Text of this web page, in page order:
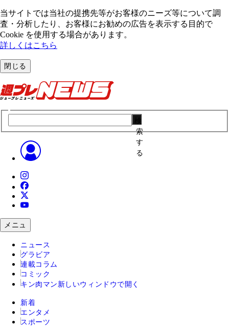
当サイトでは当社の提携先等がお客様のニーズ等について調
査・分析したり、お客様にお勧めの広告を表⽰する⽬的で
Cookie を使⽤する場合があります。
詳しくはこちら
閉じる
索
す
る
メニュ
ニュース
グラビア
連載コラム
コミック
キン肉マン 新しいウィンドウで開く
新着
エンタメ
スポーツ